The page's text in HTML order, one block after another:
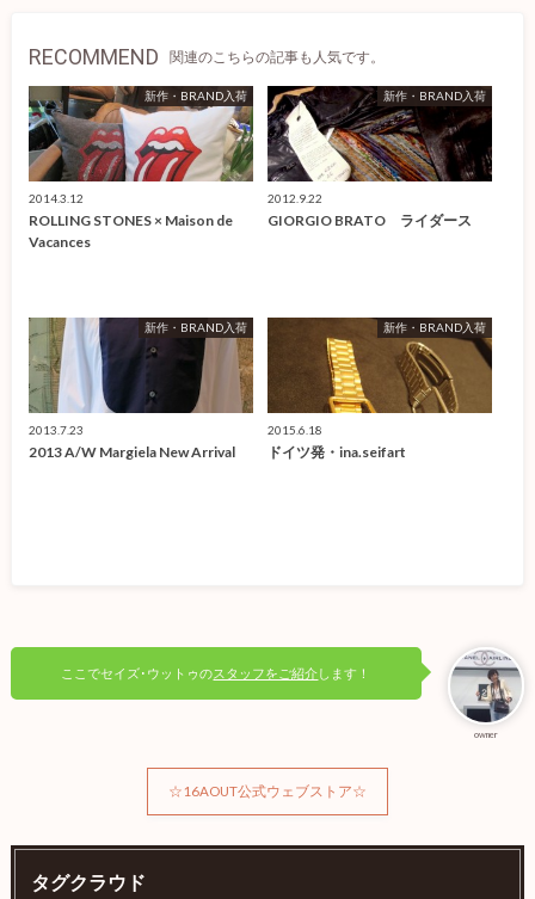
RECOMMEND 関連のこちらの記事も人気です。
新作・BRAND入荷
2014.3.12
ROLLING STONES × Maison de
Vacances
新作・BRAND入荷
2012.9.22
GIORGIO BRATO ライダース
新作・BRAND入荷
2013.7.23
2013 A/W Margiela New Arrival
新作・BRAND入荷
2015.6.18
ドイツ発・ina.seifart
owner
ここでセイズ･ウットゥのスタッフをご紹介します！
☆16AOUT公式ウェブストア☆
タグクラウド